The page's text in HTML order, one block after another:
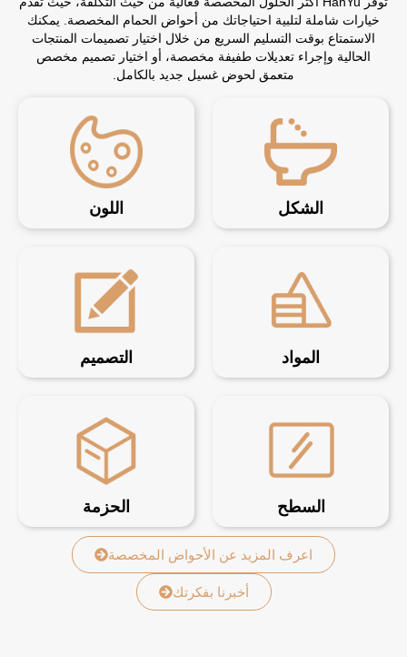
خيارات شاملة لتلبية احتياجاتك من أحواض الحمام المخصصة. يمكنك
الاستمتاع بوقت التسليم السريع من خلال اختيار تصميمات المنتجات
الحالية وإجراء تعديلات طفيفة مخصصة، أو اختيار تصميم مخصص
متعمق لحوض غسيل جديد بالكامل.
الشكل اللون
المواد التصميم
السطح الحزمة
اعرف المزيد عن الأحواض المخصصة
أخبرنا بفكرتك